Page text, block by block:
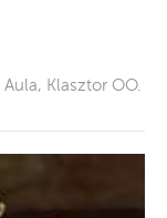
Klasztor OO.